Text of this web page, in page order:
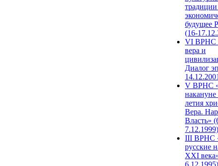
будущее
(16-
VI ВРНС
вера и
Диалог
V ВРНС
накануне
летия
Вера.
Власть»
7.12.1999)
III ВРНС
русские
XXI
6.12.1995)